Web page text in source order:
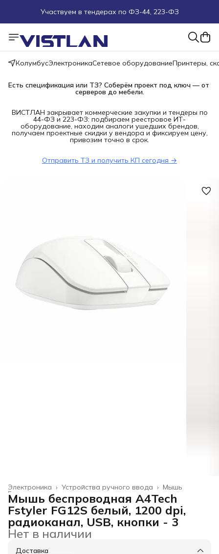
Пуско-наладочные работы
Более 100 000 позиций в наличии и под заказ
КолумбусЭлектроникаСетевое оборудованиеПринтеры,
Есть спецификация или ТЗ? Соберём проект под ключ — от
серверов до мебели.
ВИСТЛАН закрывает коммерческие закупки и тендеры по
44-ФЗ и 223-ФЗ: подбираем реестровое ИТ-
оборудование, находим аналоги ушедших брендов,
получаем проектные скидки у вендора и фиксируем цену,
привозим точно в срок.
Отправить ТЗ и получить КП сегодня →
Мышь
Устройства ручного ввода ›
Электроника ›
Главная
Мышь беспроводная A4Tech
Fstyler FG12S белый, 1200 dpi,
радиоканал, USB, кнопки - 3
Нет в наличии
Доставка